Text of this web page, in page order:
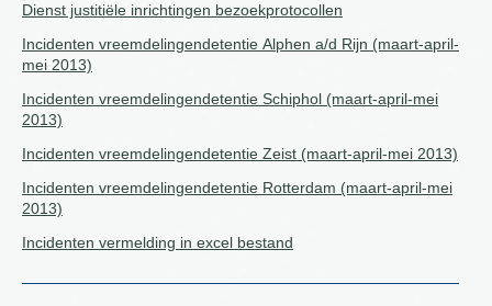
Dienst justitiële inrichtingen bezoekprotocollen
Incidenten vreemdelingendetentie Alphen a/d Rijn (maart-april-
mei 2013)
Incidenten vreemdelingendetentie Schiphol (maart-april-mei
2013)
Incidenten vreemdelingendetentie Zeist (maart-april-mei 2013)
Incidenten vreemdelingendetentie Rotterdam (maart-april-mei
2013)
Incidenten vermelding in excel bestand